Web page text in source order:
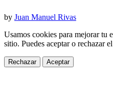
by Juan Manuel Rivas
Usamos cookies para mejorar tu
sitio. Puedes aceptar o rechazar
Rechazar Aceptar